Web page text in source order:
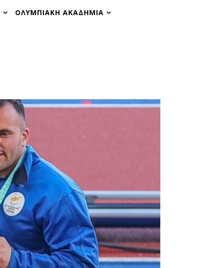
ΟΛΥΜΠΙΑΚΗ ΑΚΑΔΗΜΙΑ